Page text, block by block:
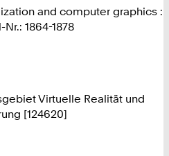
and computer graphics :
1864-1878
Virtuelle Realität und
[124620]